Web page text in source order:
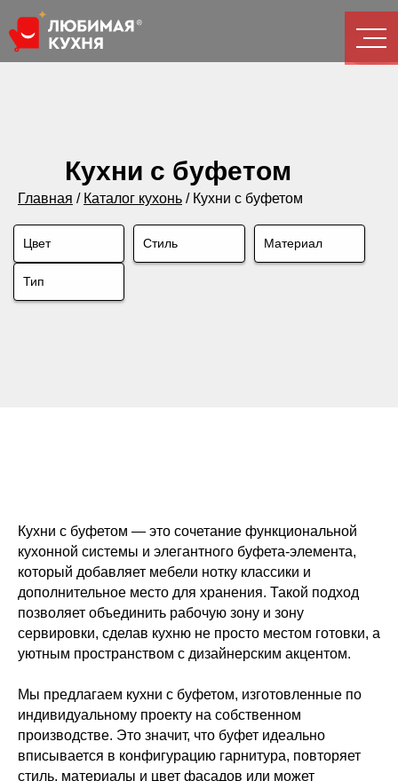
Кухни с буфетом
Главная / Каталог кухонь / Кухни с буфетом
Цвет Стиль Материал
Тип
Кухни с буфетом — это сочетание функциональной
кухонной системы и элегантного буфета-элемента,
который добавляет мебели нотку классики и
дополнительное место для хранения. Такой подход
позволяет объединить рабочую зону и зону
сервировки, сделав кухню не просто местом готовки, а
уютным пространством с дизайнерским акцентом.
Мы предлагаем кухни с буфетом, изготовленные по
индивидуальному проекту на собственном
производстве. Это значит, что буфет идеально
вписывается в конфигурацию гарнитура, повторяет
стиль, материалы и цвет фасадов или может